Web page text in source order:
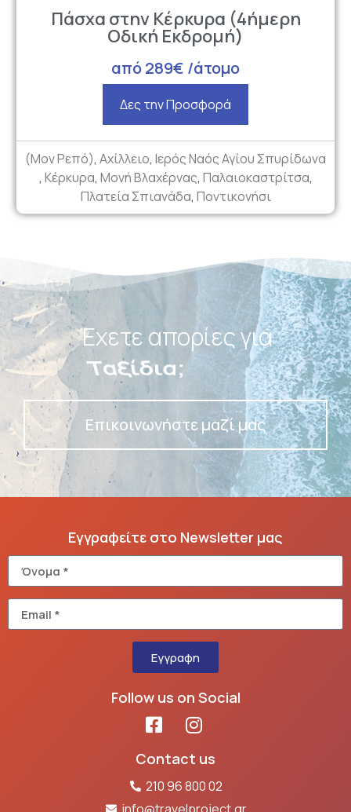
Πάσχα στην Κέρκυρα (4ήμερη
Οδική Εκδρομή)
από 289€ /άτομο
Δες την Προσφορά
(Μον Ρεπό), Αχίλλειο, Ιερός Ναός Αγίου Σπυρίδωνα
, Κέρκυρα, Μονή Βλαχέρνας, Παλαιοκαστρίτσα,
Πλατεία Σπιανάδα, Ποντικονήσι
Έχετε απορίες για
Πακέτα;
Επικοινωνήστε μαζί μας
Εγγραφείτε στο Newsletter μας
Εγγραφη
Follow us on Social
Contact us
210 96 800 02